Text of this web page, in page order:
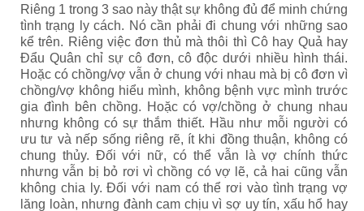
Riêng 1 trong 3 sao này thật sự không đủ để minh chứng
tình trạng ly cách. Nó cần phải đi chung với những sao
kể trên. Riêng việc đơn thủ mà thôi thì Cô hay Quả hay
Đẩu Quân chỉ sự cô đơn, cô độc dưới nhiều hình thái.
Hoặc có chồng/vợ vẫn ở chung với nhau mà bị cô đơn vì
chồng/vợ không hiểu mình, không bệnh vực mình trước
gia đình bên chồng. Hoặc có vợ/chồng ở chung nhau
nhưng không có sự thắm thiết. Hầu như mỗi người có
ưu tư và nếp sống riêng rẽ, ít khi đồng thuận, không có
chung thủy. Đối với nữ, có thể vẫn là vợ chính thức
nhưng vẫn bị bỏ rơi vì chồng có vợ lẽ, cả hai cũng vẫn
không chia ly. Đối với nam có thể rơi vào tình trạng vợ
lăng loàn, nhưng đành cam chịu vì sợ uy tín, xấu hổ hay